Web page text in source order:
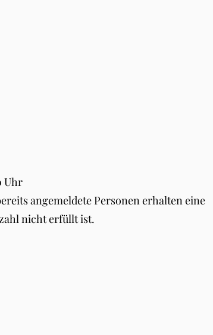
Uhr
angemeldete Personen erhalten eine
nicht erfüllt ist.